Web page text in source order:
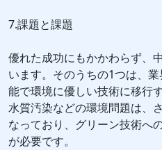
7.課題と課題
優れた成功にもかかわらず、
います。そのうちの1つは、
能で環境に優しい技術に移行
水質汚染などの環境問題は、
なっており、グリーン技術へ
が必要です。